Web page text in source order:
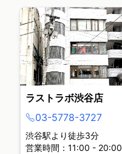
ラストラボ渋谷店
03-5778-3727
渋谷駅より徒歩3分
営業時間：11:00 - 20:00